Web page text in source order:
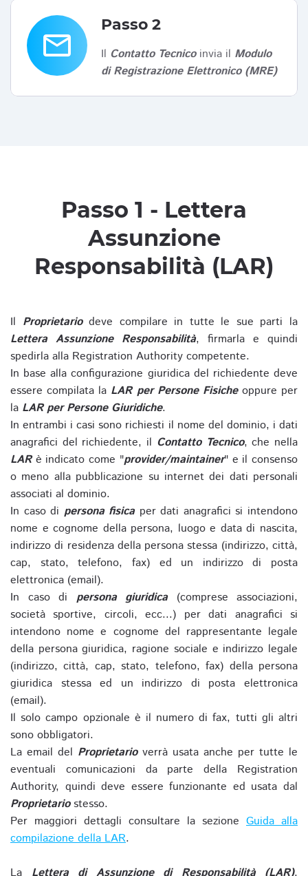
email
Passo 2
Il Contatto Tecnicoinvia il Modulo
di Registrazione Elettronico (MRE)
Passo 1 - Lettera
Assunzione
Responsabilità (LAR)
Il Proprietariodeve compilare in tutte le sue parti la
Lettera Assunzione Responsabilità, firmarla e quindi
spedirla alla Registration Authority competente.
In base alla configurazione giuridica del richiedente deve
essere compilata la LAR per Persone Fisicheoppure per
la LAR per Persone Giuridiche.
In entrambi i casi sono richiesti il nome del dominio, i dati
anagrafici del richiedente, il Contatto Tecnico, che nella
LARè indicato come "provider/maintainer" e il consenso
o meno alla pubblicazione su internet dei dati personali
associati al dominio.
In caso di persona fisicaper dati anagrafici si intendono
nome e cognome della persona, luogo e data di nascita,
indirizzo di residenza della persona stessa (indirizzo, città,
cap, stato, telefono, fax) ed un indirizzo di posta
elettronica (email).
In caso di persona giuridica(comprese associazioni,
società sportive, circoli, ecc...) per dati anagrafici si
intendono nome e cognome del rappresentante legale
della persona giuridica, ragione sociale e indirizzo legale
(indirizzo, città, cap, stato, telefono, fax) della persona
giuridica stessa ed un indirizzo di posta elettronica
(email).
Il solo campo opzionale è il numero di fax, tutti gli altri
sono obbligatori.
La email del Proprietarioverrà usata anche per tutte le
eventuali comunicazioni da parte della Registration
Authority, quindi deve essere funzionante ed usata dal
Proprietariostesso.
Per maggiori dettagli consultare la sezione Guida alla
compilazione della LAR.